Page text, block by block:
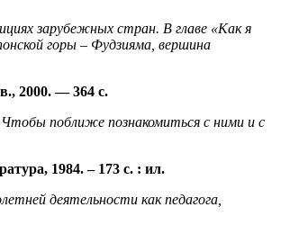
зарубежных стран. В главе «Как я
горы – Фудзияма, вершина
2000. — 364 с.
поближе познакомиться с ними и с
1984. – 173 с. : ил.
деятельности как педагога,